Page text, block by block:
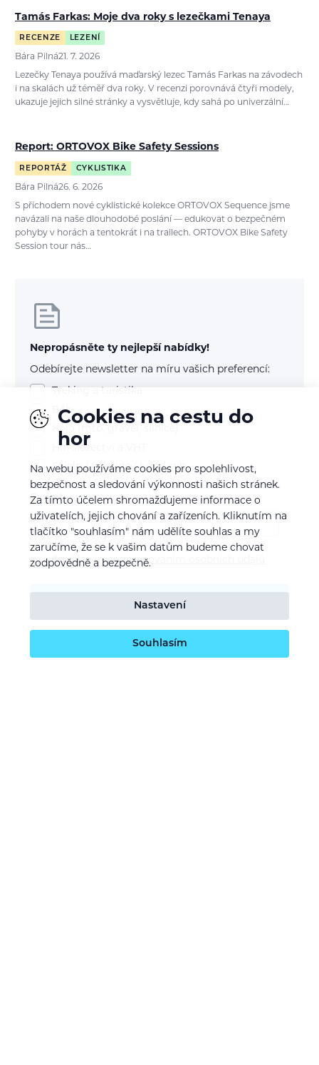
Tamás Farkas: Moje dva roky s lezečkami Tenaya
RECENZE LEZENÍ
Bára Pilná21. 7. 2026
Lezečky Tenaya používá maďarský lezec Tamás Farkas na závodech
i na skalách už téměř dva roky. V recenzi porovnává čtyři modely,
ukazuje jejich silné stránky a vysvětluje, kdy sahá po univerzální…
Report: ORTOVOX Bike Safety Sessions
REPORTÁŽ CYKLISTIKA
Bára Pilná26. 6. 2026
S příchodem nové cyklistické kolekce ORTOVOX Sequence jsme
navázali na naše dlouhodobé poslání — edukovat o bezpečném
pohyby v horách a tentokrát i na trailech. ORTOVOX Bike Safety
Session tour nás…
Nepropásněte ty nejlepší nabídky!
Odebírejte newsletter na míru vašich preferencí:
Běh
Kolo (mtb, gravel, silnice)
Horolezectví a VHT
Skialp / freeride / lyže / snb
E-mail
Souhlasím sezpracováním osobních údajů
Cookies na cestu do
hor
Na webu používáme cookies pro spolehlivost,
bezpečnost a sledování výkonnosti našich stránek.
Za tímto účelem shromažďujeme informace o
uživatelích, jejich chování a zařízeních. Kliknutím na
tlačítko "souhlasím" nám udělíte souhlas a my
zaručíme, že se k vašim datům budeme chovat
zodpovědně a bezpečně.
Nastavení
Souhlasím